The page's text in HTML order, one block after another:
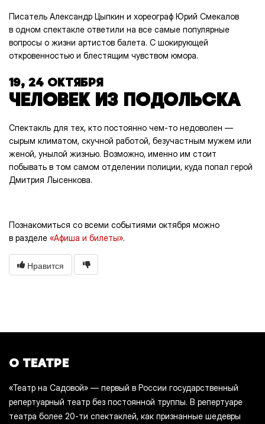
Писатель Александр Цыпкин и хореограф Юрий Смекалов
в одном спектакле ответили на все самые популярные
вопросы о жизни артистов балета. С шокирующей
откровенностью и блестящим чувством юмора.
19, 24 ОКТЯБРЯ
ЧЕЛОВЕК ИЗ ПОДОЛЬСКА
Спектакль для тех, кто постоянно чем-то недоволен —
сырым климатом, скучной работой, безучастным мужем или
женой, унылой жизнью. Возможно, именно им стоит
побывать в том самом отделении полиции, куда попал герой
Дмитрия Лысенкова.
Познакомиться со всеми событиями октября можно
в разделе «Афиша и билеты».
Нравится
О ТЕАТРЕ
«Театр на Садовой» — первый в России государственный
репертуарный театр без постоянной труппы. В репертуаре
театра более 20-ти спектаклей, как признанные шедевры